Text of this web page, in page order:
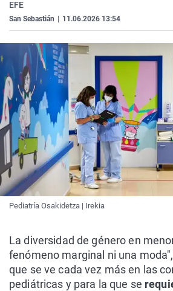
EFE
San Sebastián 11.06.2026 13:54
Pediatría Osakidetza | Irekia
La diversidad de género en
fenómeno marginal ni una
que se ve cada vez más en las
pediátricas y para la que se